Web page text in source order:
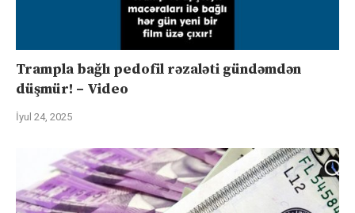
Trampla bağlı pedofil rəzaləti gündəmdən
düşmür! – Video
İyul 24, 2025